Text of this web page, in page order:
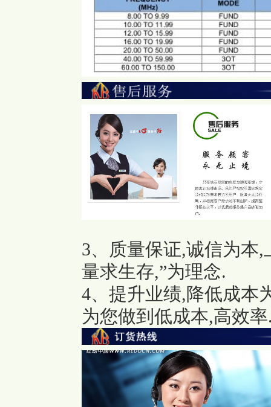
3、质量保证,诚信为本
量求生存,”为理念.
4、提升业绩,降低成本
为您做到低成本,高效